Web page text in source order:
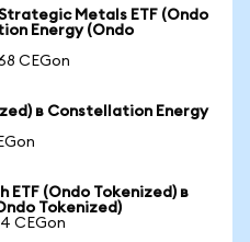
Metals ETF (Ondo
Energy (Ondo
CEGon
в Constellation Energy
ETF (Ondo Tokenized) в
Tokenized)
CEGon